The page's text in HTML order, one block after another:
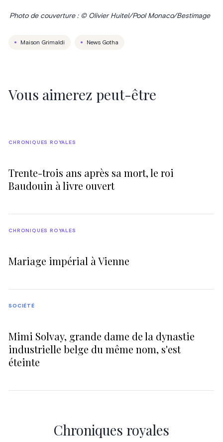
Photo de couverture : © Olivier Huitel/Pool Monaco/Bestimage
Maison Grimaldi News Gotha
Vous aimerez peut-être
Trente-trois ans après sa mort, le roi
Baudouin à livre ouvert
CHRONIQUES ROYALES
Mariage impérial à Vienne
CHRONIQUES ROYALES
Mimi Solvay, grande dame de la dynastie
industrielle belge du même nom, s'est
éteinte
SOCIÉTÉ
Chroniques royales